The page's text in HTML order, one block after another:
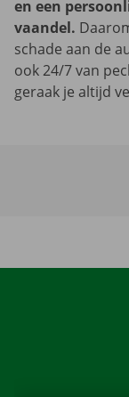
en een
vaandel.
schade aan de
ook 24/7 van
geraak je altijd